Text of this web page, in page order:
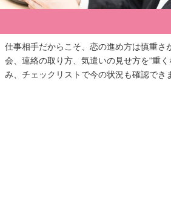
仕事相手だからこそ、恋の進め方は慎重さ
会、連絡の取り方、気遣いの見せ方を“重
み、チェックリストで今の状況も確認でき